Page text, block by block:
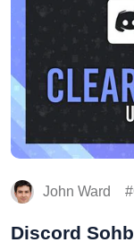
John Ward
Discord